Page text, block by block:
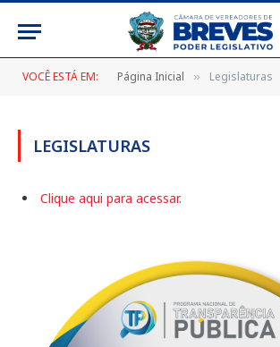
VOCÊ ESTÁ EM: Página Inicial » Legislaturas
LEGISLATURAS
Clique aqui para acessar.